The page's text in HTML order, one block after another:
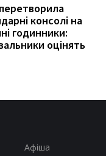
консолі на
годинники:
оцінять
Афіша